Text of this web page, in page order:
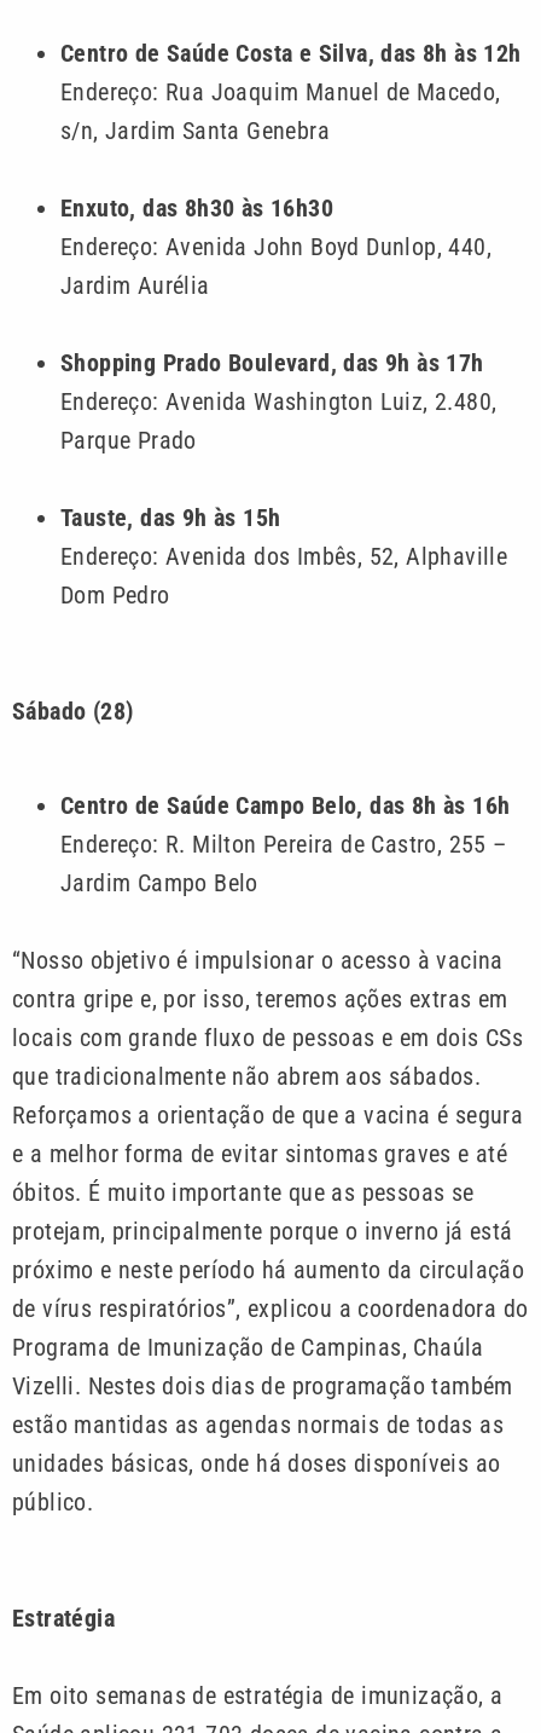
Centro de Saúde Costa e Silva, das 8h às 12h
Endereço: Rua Joaquim Manuel de Macedo,
s/n, Jardim Santa Genebra
Enxuto, das 8h30 às 16h30
Endereço: Avenida John Boyd Dunlop, 440,
Jardim Aurélia
Shopping Prado Boulevard, das 9h às 17h
Endereço: Avenida Washington Luiz, 2.480,
Parque Prado
Tauste, das 9h às 15h
Endereço: Avenida dos Imbês, 52, Alphaville
Dom Pedro
Sábado (28)
Centro de Saúde Campo Belo, das 8h às 16h
Endereço: R. Milton Pereira de Castro, 255 –
Jardim Campo Belo
“Nosso objetivo é impulsionar o acesso à vacina
contra gripe e, por isso, teremos ações extras em
locais com grande fluxo de pessoas e em dois CSs
que tradicionalmente não abrem aos sábados.
Reforçamos a orientação de que a vacina é segura
e a melhor forma de evitar sintomas graves e até
óbitos. É muito importante que as pessoas se
protejam, principalmente porque o inverno já está
próximo e neste período há aumento da circulação
de vírus respiratórios”, explicou a coordenadora do
Programa de Imunização de Campinas, Chaúla
Vizelli. Nestes dois dias de programação também
estão mantidas as agendas normais de todas as
unidades básicas, onde há doses disponíveis ao
público.
Estratégia
Em oito semanas de estratégia de imunização, a